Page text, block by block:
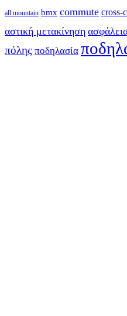
all mountain bmx commute cross-
αστική μετακίνηση
πόλης ποδηλασία